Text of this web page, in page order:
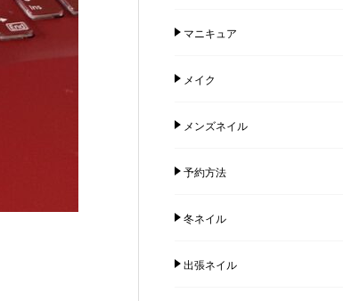
マニキュア
メイク
メンズネイル
予約方法
冬ネイル
出張ネイル